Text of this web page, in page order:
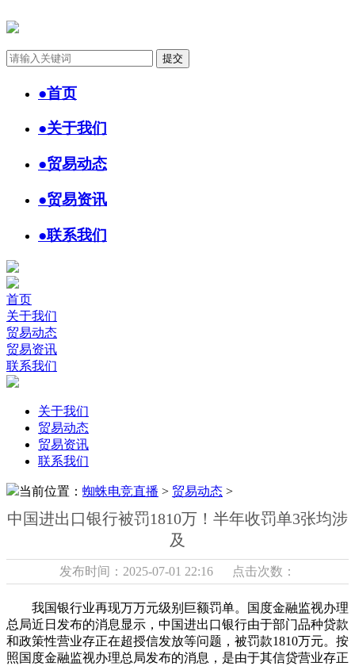
●首页
●关于我们
●贸易动态
●贸易资讯
●联系我们
首页
关于我们
贸易动态
贸易资讯
联系我们
关于我们
贸易动态
贸易资讯
联系我们
当前位置： 蜘蛛电竞直播 > 贸易动态 >
中国进出口银行被罚1810万！半年收罚单3张均涉
及
发布时间：2025-07-01 22:16 点击次数：
我国银行业再现万万元级别巨额罚单。国度金融监视办理
总局近日发布的消息显示，中国进出口银行由于部门品种贷款
和政策性营业存正在超授信发放等问题，被罚款1810万元。按
照国度金融监视办理总局发布的消息，是由于其信贷营业存正